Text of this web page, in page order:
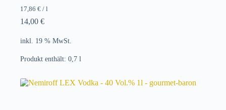
17,86 € / l
14,00 €
inkl. 19 % MwSt.
Produkt enthält: 0,7 l